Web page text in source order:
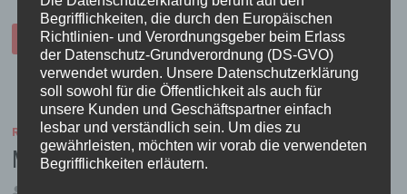
HUMMER…
WEITERLESEN
REISELUST/ VIETNAM 2005/2006
Mir ist kalt!
Begrifflichkeiten, die durch den Europäischen
Richtlinien- und Verordnungsgeber beim Erlass
der Datenschutz-Grundverordnung (DS-GVO)
verwendet wurden. Unsere Datenschutzerklärung
soll sowohl für die Öffentlichkeit als auch für
unsere Kunden und Geschäftspartner einfach
lesbar und verständlich sein. Um dies zu
gewährleisten, möchten wir vorab die verwendeten
Begrifflichkeiten erläutern.